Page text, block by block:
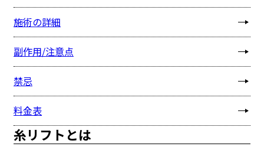
施術の詳細
副作用/注意点
禁忌
料金表
糸リフトとは